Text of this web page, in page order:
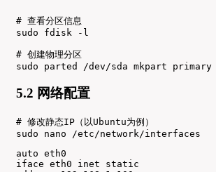
# 查看分区信息
sudo fdisk -l
# 创建物理分区
sudo parted /dev/sda mkpart primary
5.2 网络配置
# 修改静态IP（以Ubuntu为例）
sudo nano /etc/network/interfaces
auto eth0
iface eth0 inet static